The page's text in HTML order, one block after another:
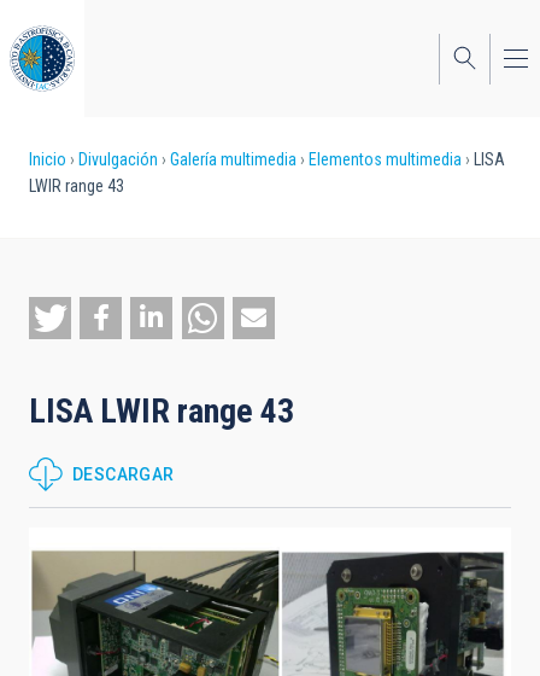
al
contenido
principal
Sobrescribir
enlaces
ayuda
a
navegación
Inicio Divulgación Galería multimedia Elementos multimedia
LISA
LWIR range 43
LISA LWIR range 43
DESCARGAR